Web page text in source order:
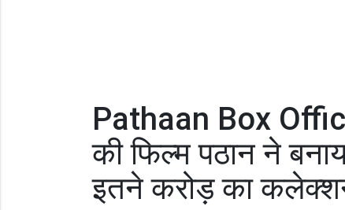
Pathaan Box
की फिल्म पठान ने
इतने करोड़ का